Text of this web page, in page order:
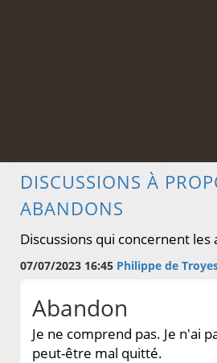
DISCUSSIONS À
ABANDONS
Discussions qui concernent les
07/07/2023 16:45 Philippe de
Abandon
Je ne comprend pas. Je n'ai
peut-être mal quitté.